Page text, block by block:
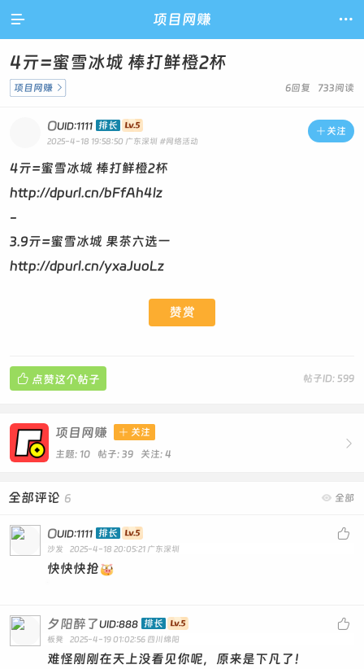
 项目网赚 
4亓=蜜雪冰城 棒打鲜橙2杯
6回复 733阅读
项目网赚 
 关注
OUID:1111 排长
2025-4-18 19:58:50 广东深圳 #网络活动
4亓=蜜雪冰城 棒打鲜橙2杯
http://dpurl.cn/bFfAh4lz
-
3.9亓=蜜雪冰城 果茶六选一
http://dpurl.cn/yxaJuoLz
赞赏
帖子ID: 599
 点赞这个帖子

项目网赚  关注
主题: 10 帖子: 39 关注: 4
 全部
全部评论 6

OUID:1111 排长
沙发 2025-4-18 20:05:21 广东深圳
快快快抢

夕阳醉了UID:888 排长
板凳 2025-4-19 01:02:56 四川绵阳
难怪刚刚在天上没看见你呢，原来是下凡了！